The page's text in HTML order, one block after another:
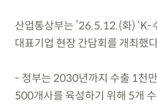
산업통상부는 ’26.5.12.(화) ‘K-
대표기업 현장 간담회를 개최했
- 정부는 2030년까지 수출 1천
500개사를 육성하기 위해 5개